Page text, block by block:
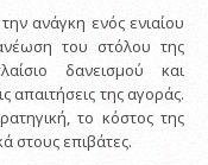
ανάγκη ενός ενιαίου
του στόλου της
δανεισμού και
απαιτήσεις της αγοράς.
το κόστος της
στους επιβάτες.